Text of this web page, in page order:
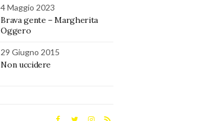
4 Maggio 2023
Brava gente – Margherita
Oggero
29 Giugno 2015
Non uccidere